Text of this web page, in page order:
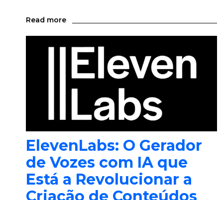
Read more
ElevenLabs: O Gerador
de Vozes com IA que
Está a Revolucionar a
Criação de Conteúdos